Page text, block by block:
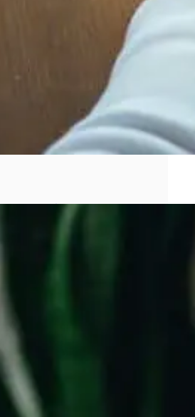
Pourquoi la
gestion de la